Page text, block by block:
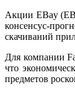
Акции EBay
консенсус-
скачиваний
Для компании
что
предметов